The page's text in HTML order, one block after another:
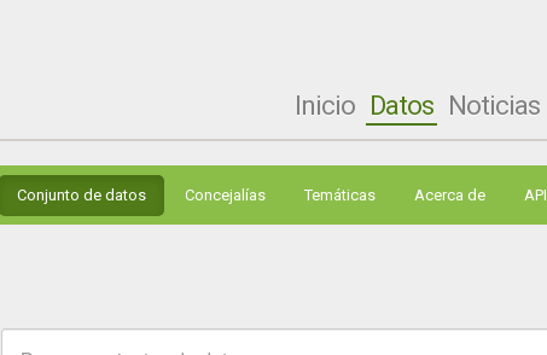
Inicio Datos Noticias
Conjunto de datos Concejalías Temáticas Acerca de API